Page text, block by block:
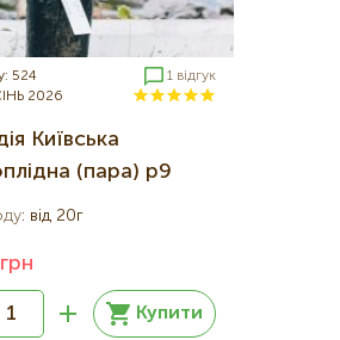
524
1 відгук
2026
Київська
(пара) р9
: від 20г
грн
Купити